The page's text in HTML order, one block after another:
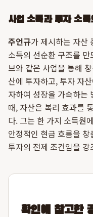
사업 소득과 투자 소
주언규가 제시하는 자산
소득의 선순환 구조를
브와 같은 사업을 통해
산에 투자하고, 투자 자
자하여 성장을 가속하는
때, 자산은 복리 효과를
다. 그는 한 가지 소득원
안정적인 현금 흐름을
투자의 전제 조건임을 강
확인에 참고한